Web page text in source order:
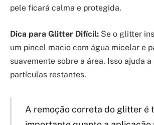
pele ficará calma e protegida.
Dica para Glitter Difícil: Se o glitter
um pincel macio com água micelar e
suavemente sobre a área. Isso ajuda
partículas restantes.
A remoção correta do glitter é